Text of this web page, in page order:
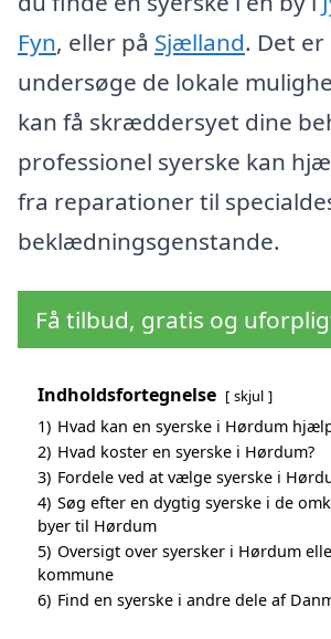
Fyn, eller på Sjælland. Det
undersøge de lokale
kan få skræddersyet dine
professionel syerske kan
fra reparationer til
beklædningsgenstande.
Få tilbud, gratis og
Indholdsfortegnelse skjul
1) Hvad kan en syerske i Hørdum
2) Hvad koster en syerske i Hørdum?
3) Fordele ved at vælge syerske i
4) Søg efter en dygtig syerske i de
byer til Hørdum
5) Oversigt over syersker i Hørdum
kommune
6) Find en syerske i andre dele af